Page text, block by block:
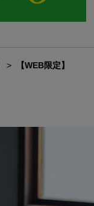
【WEB限定】